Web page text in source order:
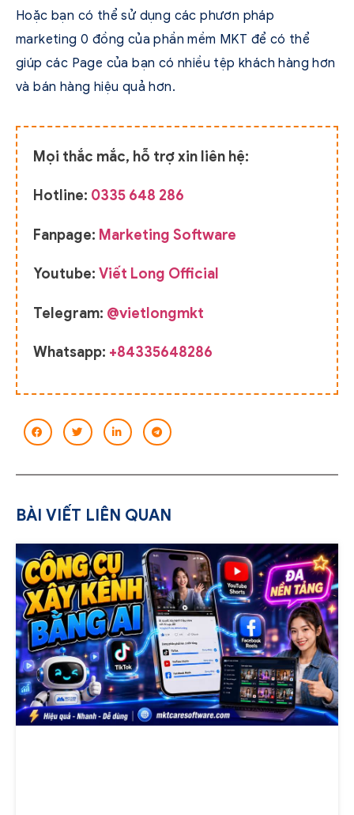
Hoặc bạn có thể sử dụng các phươn pháp
marketing 0 đồng của phần mềm MKT để có thể
giúp các Page của bạn có nhiều tệp khách hàng hơn
và bán hàng hiệu quả hơn.
Mọi thắc mắc, hỗ trợ xin liên hệ:
Hotline: 0335 648 286
Fanpage: Marketing Software
Youtube: Viết Long Official
Telegram: @vietlongmkt
Whatsapp: +84335648286
BÀI VIẾT LIÊN QUAN